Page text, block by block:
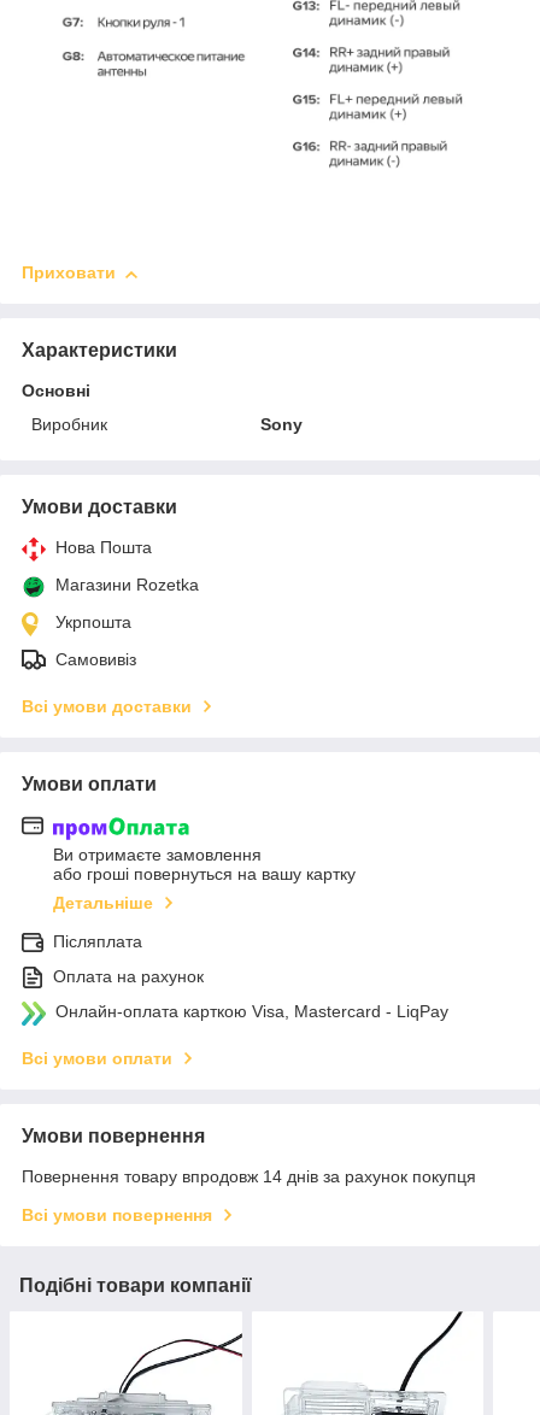
Приховати
Характеристики
Основні
Виробник
Sony
Умови доставки
Нова Пошта
Магазини Rozetka
Укрпошта
Самовивіз
Всі умови доставки
Умови оплати
Ви отримаєте замовлення
або гроші повернуться на вашу картку
Детальніше
Післяплата
Оплата на рахунок
Онлайн-оплата карткою Visa, Mastercard - LiqPay
Всі умови оплати
Умови повернення
Повернення товару впродовж 14 днів за рахунок покупця
Всі умови повернення
Подібні товари компанії